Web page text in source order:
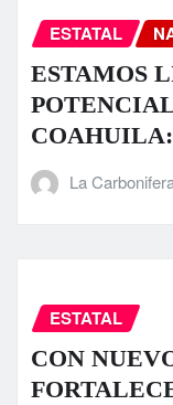
ESTATAL
ESTAMOS
La
ESTATAL
CON